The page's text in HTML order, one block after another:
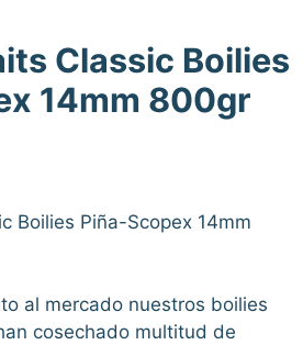
Classic Boilies
14mm 800gr
Boilies Piña-Scopex 14mm
al mercado nuestros boilies
cosechado multitud de